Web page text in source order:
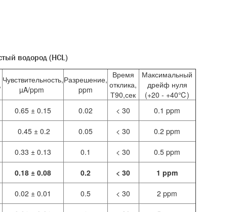
водород (HCL)
Чувствительность,
µA/ppm
Разрешение,
ppm
Время
отклика,
Т90,сек
Максимальный
дрейф нуля
(+20 - +40℃)
0.65 ± 0.15 0.02 < 30
0.1 ppm
0.45 ± 0.2 0.05 < 30
0.2 ppm
0.33 ± 0.13 0.1 < 30
0.5 ppm
0.18 ± 0.08 0.2 < 30
1 ppm
0.02 ± 0.01 0.5 < 30
2 ppm